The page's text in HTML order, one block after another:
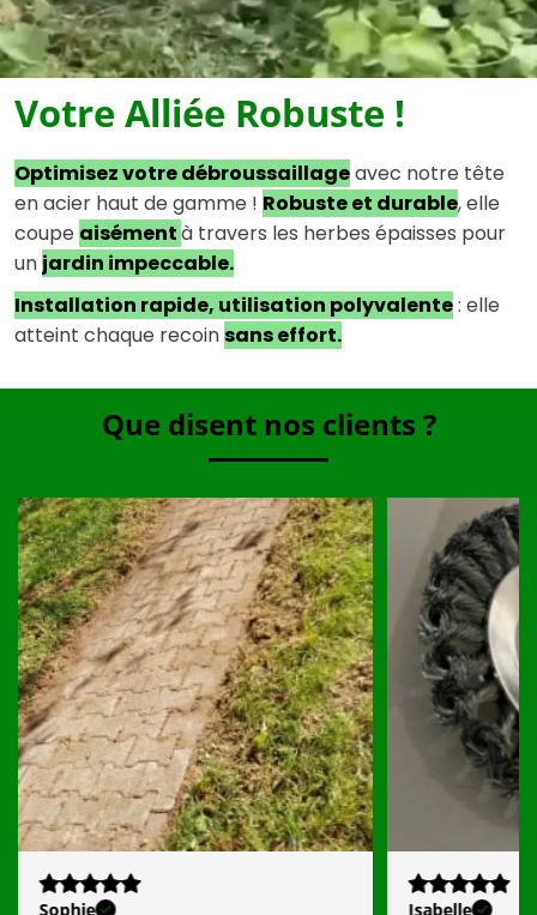
Votre Alliée Robuste !
Optimisez votre débroussaillageavec notre tête
en acier haut de gamme ! Robuste et durable, elle
coupe aisémentà travers les herbes épaisses pour
un jardin impeccable.
Installation rapide, utilisation polyvalente: elle
atteint chaque recoinsans effort.
Que disent nos clients ?
Sophie Isabelle